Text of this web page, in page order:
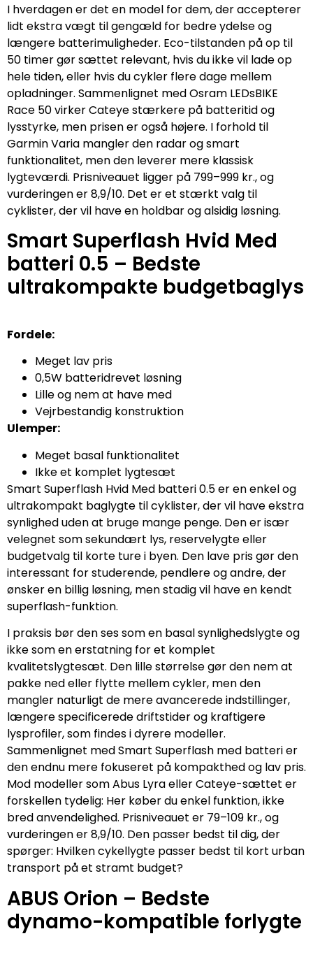
I hverdagen er det en model for dem, der accepterer
lidt ekstra vægt til gengæld for bedre ydelse og
længere batterimuligheder. Eco-tilstanden på op til
50 timer gør sættet relevant, hvis du ikke vil lade op
hele tiden, eller hvis du cykler flere dage mellem
opladninger. Sammenlignet med Osram LEDsBIKE
Race 50 virker Cateye stærkere på batteritid og
lysstyrke, men prisen er også højere. I forhold til
Garmin Varia mangler den radar og smart
funktionalitet, men den leverer mere klassisk
lygteværdi. Prisniveauet ligger på 799–999 kr., og
vurderingen er 8,9/10. Det er et stærkt valg til
cyklister, der vil have en holdbar og alsidig løsning.
Smart Superflash Hvid Med
batteri 0.5 – Bedste
ultrakompakte budgetbaglys
Fordele:
Meget lav pris
0,5W batteridrevet løsning
Lille og nem at have med
Vejrbestandig konstruktion
Ulemper:
Meget basal funktionalitet
Ikke et komplet lygtesæt
Smart Superflash Hvid Med batteri 0.5 er en enkel og
ultrakompakt baglygte til cyklister, der vil have ekstra
synlighed uden at bruge mange penge. Den er især
velegnet som sekundært lys, reservelygte eller
budgetvalg til korte ture i byen. Den lave pris gør den
interessant for studerende, pendlere og andre, der
ønsker en billig løsning, men stadig vil have en kendt
superflash-funktion.
I praksis bør den ses som en basal synlighedslygte og
ikke som en erstatning for et komplet
kvalitetslygtesæt. Den lille størrelse gør den nem at
pakke ned eller flytte mellem cykler, men den
mangler naturligt de mere avancerede indstillinger,
længere specificerede driftstider og kraftigere
lysprofiler, som findes i dyrere modeller.
Sammenlignet med Smart Superflash med batteri er
den endnu mere fokuseret på kompakthed og lav pris.
Mod modeller som Abus Lyra eller Cateye-sættet er
forskellen tydelig: Her køber du enkel funktion, ikke
bred anvendelighed. Prisniveauet er 79–109 kr., og
vurderingen er 8,9/10. Den passer bedst til dig, der
spørger: Hvilken cykellygte passer bedst til kort urban
transport på et stramt budget?
ABUS Orion – Bedste
dynamo-kompatible forlygte